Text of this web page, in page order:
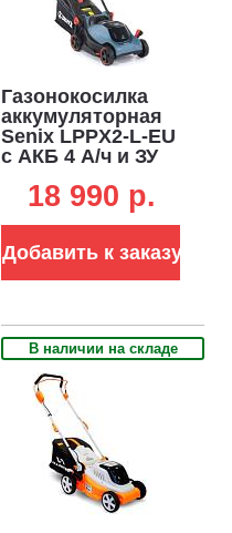
Газонокосилка
аккумуляторная
Senix LPPX2-L-EU
с АКБ 4 А/ч и ЗУ
пластик,
мульчирование,
18 990 p.
Добавить к заказу
В наличии на складе